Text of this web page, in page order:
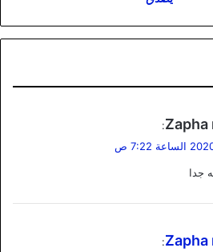
Zapha
:
جدا
Zapha
: